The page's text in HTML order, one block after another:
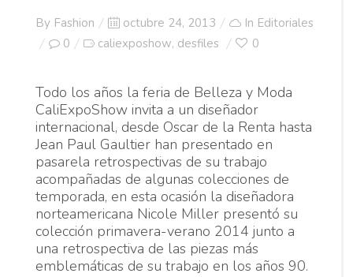
By Fashion
Posted
on
octubre 24, 2013 In Editoriales
0
caliexposhow, desfiles 0
Todo los años la feria de Belleza y Moda
CaliExpoShow invita a un diseñador
internacional, desde Oscar de la Renta hasta
Jean Paul Gaultier han presentado en
pasarela retrospectivas de su trabajo
acompañadas de algunas colecciones de
temporada, en esta ocasión la diseñadora
norteamericana Nicole Miller presentó su
colección primavera-verano 2014 junto a
una retrospectiva de las piezas más
emblemáticas de su trabajo en los años 90.